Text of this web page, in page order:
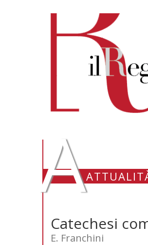
A
Catechesi
E. Franchini